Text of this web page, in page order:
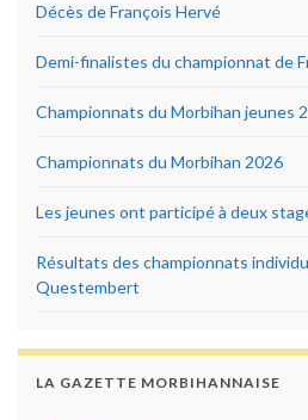
Décès de François Hervé
Demi-finalistes du championnat de
Championnats du Morbihan jeunes
Championnats du Morbihan 2026
Les jeunes ont participé à deux
Résultats des championnats
Questembert
LA GAZETTE MORBIHANNAISE